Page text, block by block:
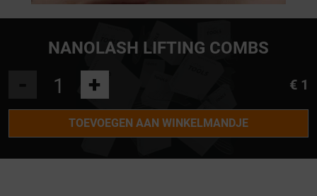
NANOLASH LIFTING COMBS
+ € 1
TOEVOEGEN AAN WINKELMANDJE